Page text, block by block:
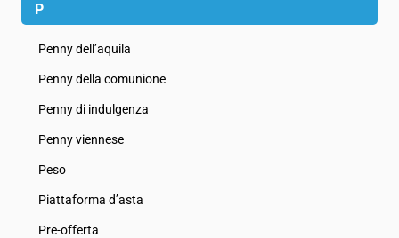
P
Penny dell’aquila
Penny della comunione
Penny di indulgenza
Penny viennese
Peso
Piattaforma d’asta
Pre-offerta